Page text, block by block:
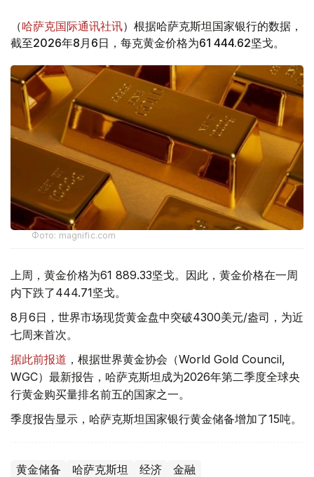
（哈萨克国际通讯社讯）根据哈萨克斯坦国家银行的数据，
截至2026年8月6日，每克黄金价格为61 444.62坚戈。
Фото: magnific.com
上周，黄金价格为61 889.33坚戈。因此，黄金价格在一周
内下跌了444.71坚戈。
8月6日，世界市场现货黄金盘中突破4300美元/盎司，为近
七周来首次。
据此前报道 ，根据世界黄金协会（World Gold Council,
WGC）最新报告，哈萨克斯坦成为2026年第二季度全球央
行黄金购买量排名前五的国家之一。
季度报告显示，哈萨克斯坦国家银行黄金储备增加了15吨。
黄金储备 哈萨克斯坦 经济 金融